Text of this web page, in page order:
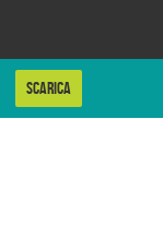
SCARICA